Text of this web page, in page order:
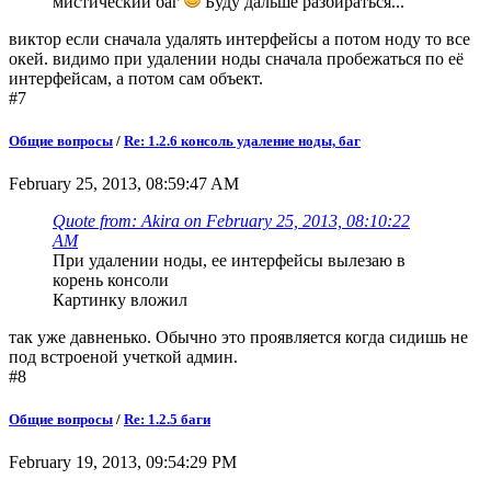
виктор если сначала удалять интерфейсы а потом ноду то все
окей. видимо при удалении ноды сначала пробежаться по её
интерфейсам, а потом сам объект.
#7
Общие вопросы / Re: 1.2.6 консоль удаление ноды, баг
February 25, 2013, 08:59:47 AM
Quote from: Akira on February 25, 2013, 08:10:22
AM
При удалении ноды, ее интерфейсы вылезаю в
корень консоли
Картинку вложил
так уже давненько. Обычно это проявляется когда сидишь не
под встроеной учеткой админ.
#8
Общие вопросы / Re: 1.2.5 баги
February 19, 2013, 09:54:29 PM